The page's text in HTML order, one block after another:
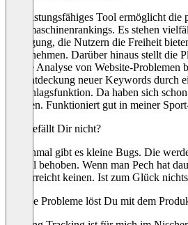
Ein leistungsfähiges Tool ermöglicht die
Suchmaschinenrankings. Es stehen
Verfügung, die Nutzern die Freiheit
vorzunehmen. Darüber hinaus stellt die
für die Analyse von Website-Problemen
der Entdeckung neuer Keywords durch
Vorschlagsfunktion. Da haben sich
ergeben. Funktioniert gut in meiner
Was gefällt Dir nicht?
Manchmal gibt es kleine Bugs. Die
schnell behoben. Wenn man Pech hat
man erreicht keinen. Ist zum Glück
Welche Probleme löst Du mit dem